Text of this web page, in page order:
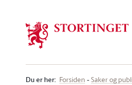
Du er her: Forsiden Saker og